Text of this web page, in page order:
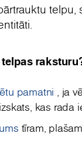
telpu,
pamatni , ja
kas rada
tīram,